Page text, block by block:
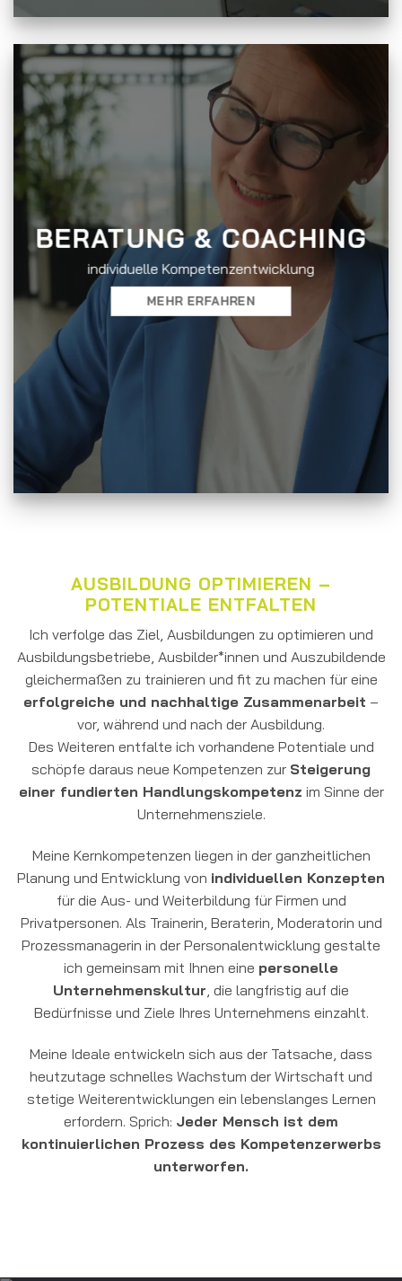
BERATUNG & COACHING
individuelle Kompetenzentwicklung
MEHR ERFAHREN
AUSBILDUNG OPTIMIEREN –
POTENTIALE ENTFALTEN
Ich verfolge das Ziel, Ausbildungen zu optimieren und
Ausbildungsbetriebe, Ausbilder*innen und Auszubildende
gleichermaßen zu trainieren und fit zu machen für eine
erfolgreiche und nachhaltige Zusammenarbeit –
vor, während und nach der Ausbildung.
Des Weiteren entfalte ich vorhandene Potentiale und
schöpfe daraus neue Kompetenzen zur Steigerung
einer fundierten Handlungskompetenz im Sinne der
Unternehmensziele.
Meine Kernkompetenzen liegen in der ganzheitlichen
Planung und Entwicklung von individuellen Konzepten
für die Aus- und Weiterbildung für Firmen und
Privatpersonen. Als Trainerin, Beraterin, Moderatorin und
Prozessmanagerin in der Personalentwicklung gestalte
ich gemeinsam mit Ihnen eine personelle
Unternehmenskultur, die langfristig auf die
Bedürfnisse und Ziele Ihres Unternehmens einzahlt.
Meine Ideale entwickeln sich aus der Tatsache, dass
heutzutage schnelles Wachstum der Wirtschaft und
stetige Weiterentwicklungen ein lebenslanges Lernen
erfordern. Sprich: Jeder Mensch ist dem
kontinuierlichen Prozess des Kompetenzerwerbs
unterworfen.